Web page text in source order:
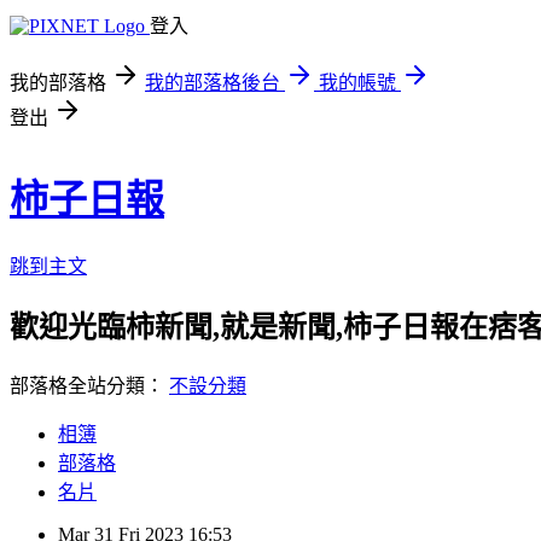
登入
我的部落格 我的部落格後台
我的帳號
登出
柿子日報
跳到主文
歡迎光臨柿新聞,就是新聞,柿子日報在痞
部落格全站分類： 不設分類
相簿
部落格
名片
Mar 31 Fri 2023 16:53